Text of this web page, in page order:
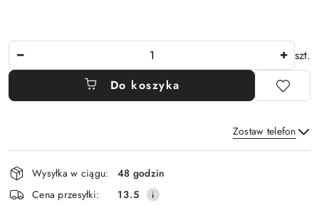
szt.
Do koszyka
Zostaw telefon
Wyślij
Dostępność
i
dostawa
Wysyłka w ciągu:
48 godzin
Cena przesyłki:
13.5